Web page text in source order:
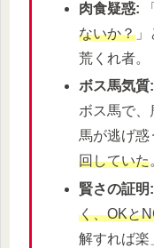
肉食疑惑:
ないか？
荒くれ者。
ボス馬気質:
ボス馬で
馬が逃げ
回していた
賢さの証明:
く、OKと
解すれば楽